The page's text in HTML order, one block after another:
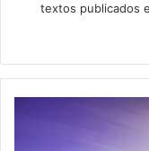
textos publicados